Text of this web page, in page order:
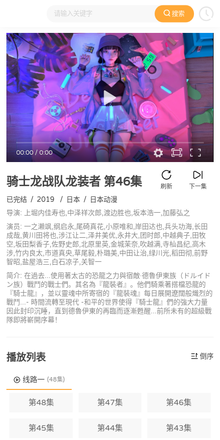
搜索
大家在看 日本动漫 国产动漫 欧美动漫 动漫电影
00:00/0:00
骑士龙战队龙装者 第46集 下一集
刷新
已完结 / 2019 / 日本 / 日本动漫
导演: 上堀内佳寿也,中泽祥次郎,渡边胜也,坂本浩一,加藤弘之
演员: 一之濑飒,纲启永,尾碕真花,小原唯和,岸田达也,兵头功海,长田
成哉,黄川田将也,涉江让二,泽井美优,永井大,团时郎,中越典子,田牧
空,坂田梨香子,佐野史郎,北原里英,金城茉奈,吹越满,寺杣昌纪,高木
涉,竹内良太,市道真央,草尾毅,朴璐美,中田让治,绿川光,稻田彻,前野
智昭,盐屋浩三,白石凉子,关智一
简介: 在過去...使用著太古的恐龍之力與宿敵·德魯伊東族（ドルイド
ン族）戰鬥的戰士們。其名為『龍裝者』。他們騎乘著搭檔恐龍的
『騎士龍』，並以靈魂中所寄宿的『龍裝魂』每日展開遼闊般熾烈的
戰鬥...- 時間流轉至現代 -和平的世界使得『騎士龍』們的強大力量
因此封印沉睡，直到德魯伊東的再臨而逐漸甦醒...前所未有的超級戰
隊即將嶄開序幕！
播放列表 倒序
线路一 (48集)
第48集 第47集 第46集
第45集 第44集 第43集